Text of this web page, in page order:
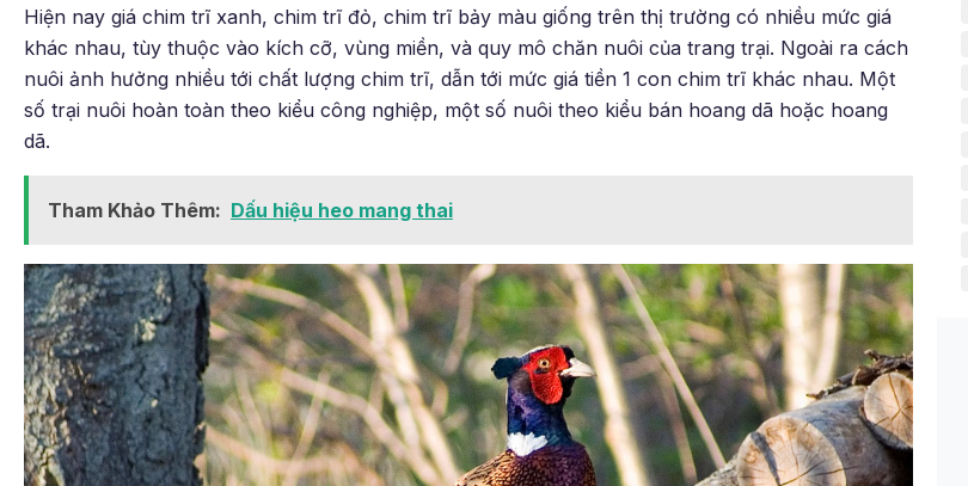
Hiện nay giá chim trĩ xanh, chim trĩ đỏ, chim trĩ bảy màu giống trên thị trường có nhiều mức giá
khác nhau, tùy thuộc vào kích cỡ, vùng miền, và quy mô chăn nuôi của trang trại. Ngoài ra cách
nuôi ảnh hưởng nhiều tới chất lượng chim trĩ, dẫn tới mức giá tiền 1 con chim trĩ khác nhau. Một
số trại nuôi hoàn toàn theo kiểu công nghiệp, một số nuôi theo kiểu bán hoang dã hoặc hoang
dã.
Tham Khảo Thêm: Dấu hiệu heo mang thai